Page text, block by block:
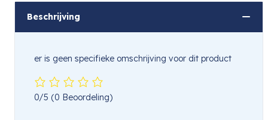
Beschrijving
er is geen specifieke omschrijving voor dit product
0/5 (0 Beoordeling)